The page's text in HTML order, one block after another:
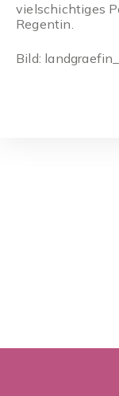
vielschichtiges
Regentin.
Bild: